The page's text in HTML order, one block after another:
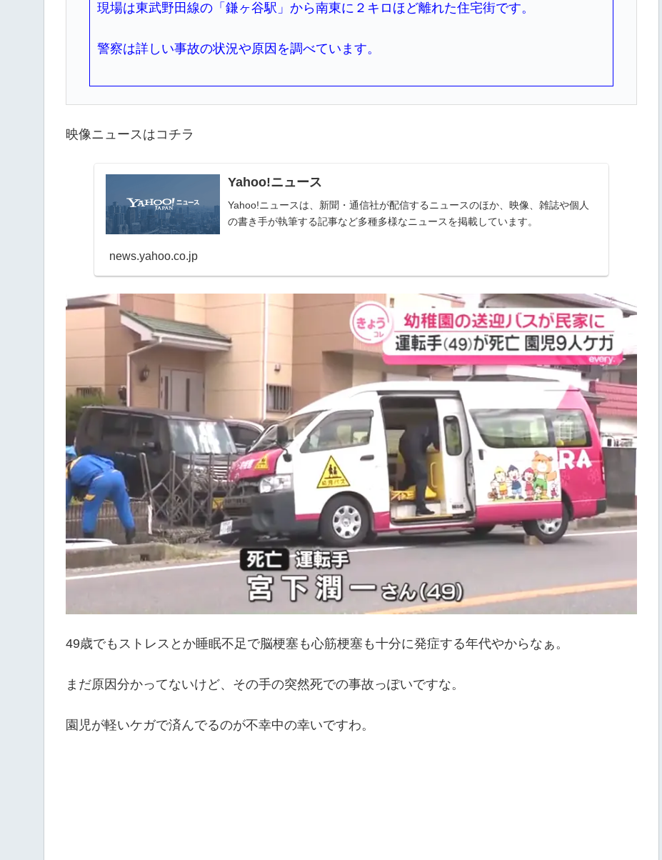
現場は東武野田線の「鎌ヶ谷駅」から南東に２キロほど離れた住宅街です。
警察は詳しい事故の状況や原因を調べています。
映像ニュースはコチラ
Yahoo!ニュース
Yahoo!ニュースは、新聞・通信社が配信するニュースのほか、映像、雑誌や個人
の書き手が執筆する記事など多種多様なニュースを掲載しています。
news.yahoo.co.jp
49歳でもストレスとか睡眠不足で脳梗塞も心筋梗塞も十分に発症する年代やからなぁ。
まだ原因分かってないけど、その手の突然死での事故っぽいですな。
園児が軽いケガで済んでるのが不幸中の幸いですわ。